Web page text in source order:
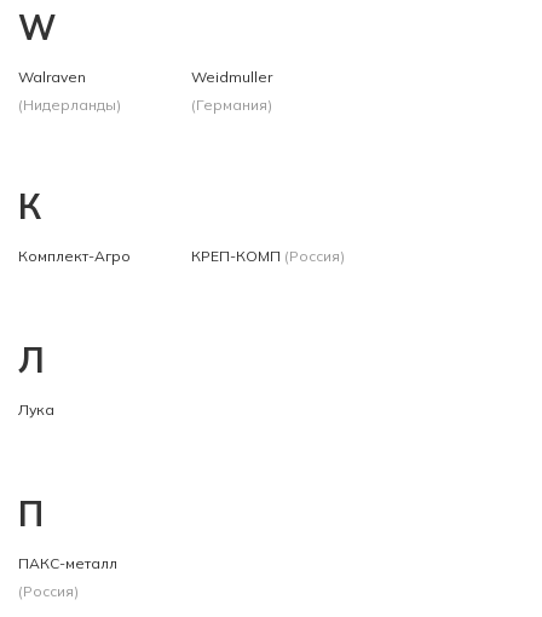
W
Walraven
(Нидерланды)
Weidmuller
(Германия)
К
Комплект-Агро КРЕП-КОМП (Россия)
Л
Лука
П
ПАКС-металл
(Россия)